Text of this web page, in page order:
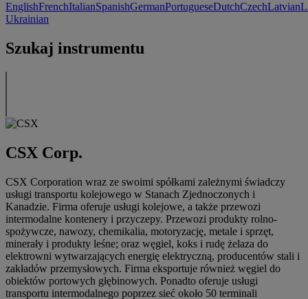
EnglishFrenchItalianSpanishGermanPortugueseDutchCzechLatvian
Ukrainian
Szukaj instrumentu
CSX Corp.
CSX Corporation wraz ze swoimi spółkami zależnymi świadczy
usługi transportu kolejowego w Stanach Zjednoczonych i
Kanadzie. Firma oferuje usługi kolejowe, a także przewozi
intermodalne kontenery i przyczepy. Przewozi produkty rolno-
spożywcze, nawozy, chemikalia, motoryzację, metale i sprzęt,
minerały i produkty leśne; oraz węgiel, koks i rudę żelaza do
elektrowni wytwarzających energię elektryczną, producentów stali i
zakładów przemysłowych. Firma eksportuje również węgiel do
obiektów portowych głębinowych. Ponadto oferuje usługi
transportu intermodalnego poprzez sieć około 50 terminali